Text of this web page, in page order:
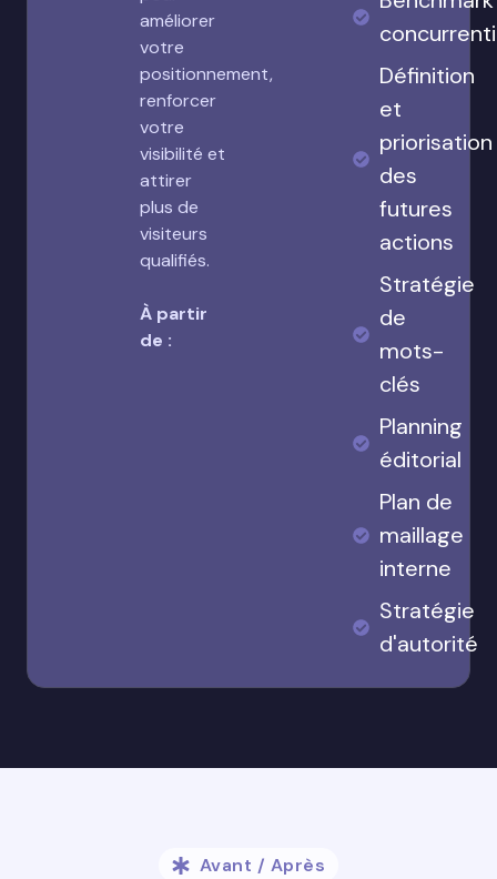
améliorer
votre
positionnement,
renforcer
votre
visibilité et
attirer
plus de
visiteurs
qualifiés.
À partir
de :
Définition
et
priorisation
des
futures
actions
Stratégie
de
mots-
clés
Planning
éditorial
Plan de
maillage
interne
Stratégie
d'autorité
Avant / Après